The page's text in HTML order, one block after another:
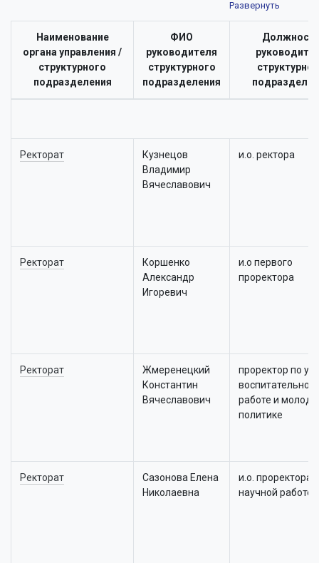
Наименование
органа управления /
структурного
подразделения
ФИО
руководителя
структурного
подразделения
Ректорат
Кузнецов
Владимир
Вячеславович
и.о. ректора
Ректорат
Коршенко
Александр
Игоревич
и.о первого
проректора
Ректорат
Жмеренецкий
Константин
Вячеславович
проректор по
воспитательной
работе и
политике
Ректорат
Сазонова Елена
Николаевна
и.о. проректора
научной работе